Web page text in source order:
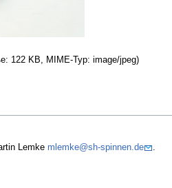
122 KB, MIME-Typ: image/jpeg)
Lemke mlemke@sh-spinnen.de